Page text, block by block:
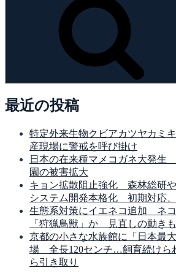
最近の投稿
特定外来生物クビアカツヤカミ
産現場に警戒を呼び掛け
日本の在来種マメコガネ大発生
園の被害拡大
キョン拡散阻止強化 森林総研
システム開発本格化 初期対応
生態系対策にイエネコ追加 ネ
「狩猟鳥獣」か 見直しの動きも
京都の小さな水族館に「日本最
場 全長120センチ…飼育続けら
ら引き取り